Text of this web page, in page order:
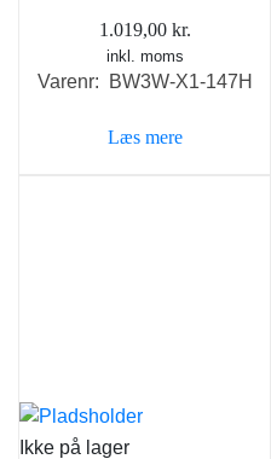
1.019,00 kr.
inkl. moms
Varenr: BW3W-X1-147H
Læs mere
Ikke på lager